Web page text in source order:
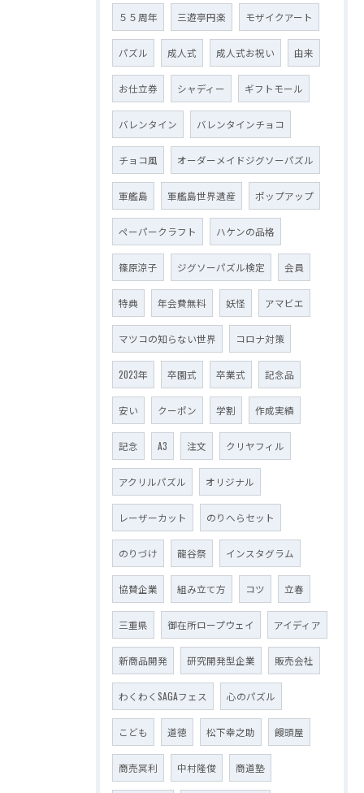
５５周年 三遊亭円楽 モザイクアート
パズル 成人式 成人式お祝い 由来
お仕立券 シャディー ギフトモール
バレンタイン バレンタインチョコ
チョコ風 オーダーメイドジグソーパズル
軍艦島 軍艦島世界遺産 ポップアップ
ペーパークラフト ハケンの品格
篠原涼子 ジグソーパズル検定 会員
特典 年会費無料 妖怪 アマビエ
マツコの知らない世界 コロナ対策
2023年 卒園式 卒業式 記念品
安い クーポン 学割 作成実績
記念 A3 注文 クリヤフィル
アクリルパズル オリジナル
レーザーカット のりへらセット
のりづけ 龍谷祭 インスタグラム
協賛企業 組み立て方 コツ 立春
三重県 御在所ロープウェイ アイディア
新商品開発 研究開発型企業 販売会社
わくわくSAGAフェス 心のパズル
こども 道徳 松下幸之助 饅頭屋
商売冥利 中村隆俊 商道塾